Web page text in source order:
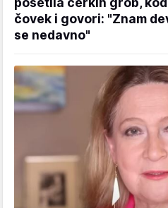
čovek i govori: "Znam
se nedavno"